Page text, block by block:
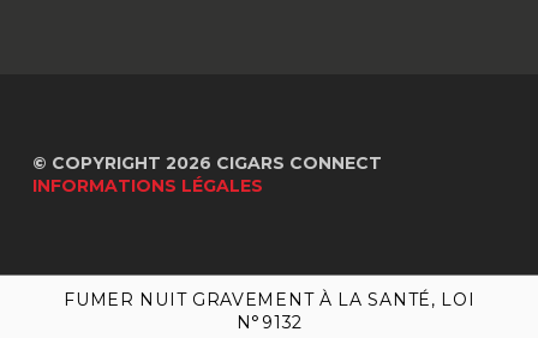
FUMER NUIT GRAVEMENT À LA SANTÉ, LOI
N°9132
© COPYRIGHT 2026 CIGARS CONNECT
INFORMATIONS LÉGALES
FUMER NUIT GRAVEMENT À LA SANTÉ, LOI
N°9132